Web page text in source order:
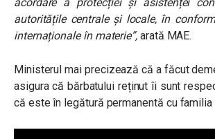
autoritățile centrale și locale, în
internaționale în materie”, arată MAE.
Ministerul mai precizează că a făcut
asigura că bărbatului reținut îi sunt
că este în legătură permanentă cu familia